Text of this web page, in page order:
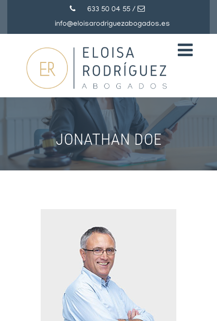
633 50 04 55 /
info@eloisarodriguezabogados.es
JONATHAN DOE